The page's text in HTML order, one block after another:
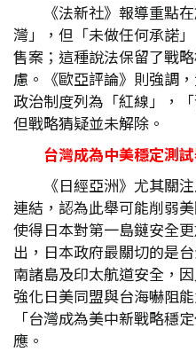
《法新社》報導重點
灣」，但「未做任何承諾
售案；這種說法保留了戰
慮。《歐亞評論》則強調
政治制度列為「紅線」，
但戰略猜疑並未解除。
台灣成為中美穩定測
《日經亞洲》尤其關
連結，認為此舉可能削弱
使得日本對第一島鏈安全
出，日本政府最關切的是
南諸島及印太航道安全，
強化日美同盟與台海嚇阻
「台灣成為美中新戰略穩
應。